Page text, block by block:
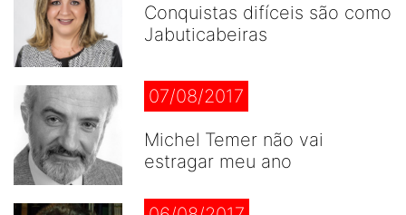
Conquistas difíceis são como
Jabuticabeiras
07/08/2017
Michel Temer não vai
estragar meu ano